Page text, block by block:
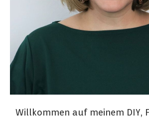
Willkommen auf meinem DIY,